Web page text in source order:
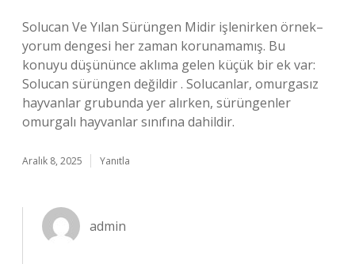
Solucan Ve Yılan Sürüngen Midir işlenirken örnek–
yorum dengesi her zaman korunamamış. Bu
konuyu düşününce aklıma gelen küçük bir ek var:
Solucan sürüngen değildir . Solucanlar, omurgasız
hayvanlar grubunda yer alırken, sürüngenler
omurgalı hayvanlar sınıfına dahildir.
Aralık 8, 2025 Yanıtla
admin